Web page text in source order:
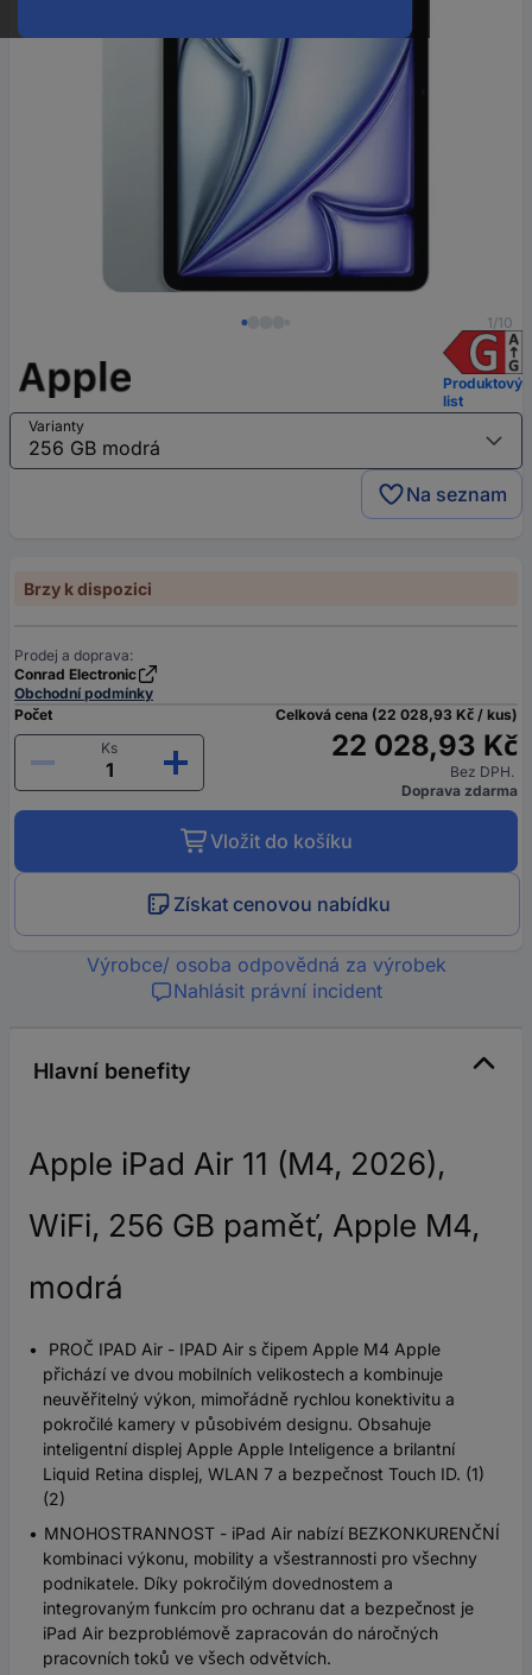
1/10
Produktový
list
Varianty
Na seznam
Brzy k dispozici
Prodej a doprava:
Conrad Electronic
Obchodní podmínky
Počet
Ks
Celková cena (22 028,93 Kč / kus)
22 028,93 Kč
Bez DPH.
Doprava zdarma
Vložit do košíku
Získat cenovou nabídku
Výrobce/ osoba odpovědná za výrobek
Nahlásit právní incident
Hlavní benefity
Apple iPad Air 11 (M4, 2026),
WiFi, 256 GB paměť, Apple M4,
modrá
PROČ IPAD Air - IPAD Air s čipem Apple M4 Apple
přichází ve dvou mobilních velikostech a kombinuje
neuvěřitelný výkon, mimořádně rychlou konektivitu a
pokročilé kamery v působivém designu. Obsahuje
inteligentní displej Apple Apple Inteligence a brilantní
Liquid Retina displej, WLAN 7 a bezpečnost Touch ID. (1)
(2)
MNOHOSTRANNOST - iPad Air nabízí BEZKONKURENČNÍ
kombinaci výkonu, mobility a všestrannosti pro všechny
podnikatele. Díky pokročilým dovednostem a
integrovaným funkcím pro ochranu dat a bezpečnost je
iPad Air bezproblémově zapracován do náročných
pracovních toků ve všech odvětvích.